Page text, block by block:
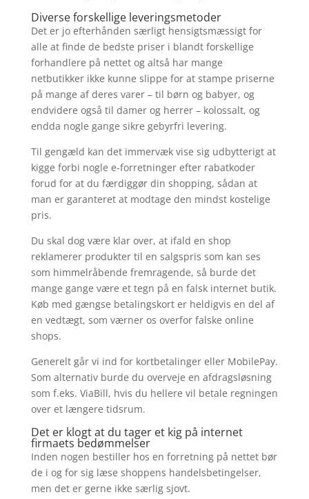
Diverse forskellige leveringsmetoder
Det er jo efterhånden særligt hensigtsmæssigt for
alle at finde de bedste priser i blandt forskellige
forhandlere på nettet og altså har mange
netbutikker ikke kunne slippe for at stampe priserne
på mange af deres varer – til børn og babyer, og
endvidere også til damer og herrer – kolossalt, og
endda nogle gange sikre gebyrfri levering.
Til gengæld kan det immervæk vise sig udbytterigt at
kigge forbi nogle e-forretninger efter rabatkoder
forud for at du færdiggør din shopping, sådan at
man er garanteret at modtage den mindst kostelige
pris.
Du skal dog være klar over, at ifald en shop
reklamerer produkter til en salgspris som kan ses
som himmelråbende fremragende, så burde det
mange gange være et tegn på en falsk internet butik.
Køb med gængse betalingskort er heldigvis en del af
en vedtægt, som værner os overfor falske online
shops.
Generelt går vi ind for kortbetalinger eller MobilePay.
Som alternativ burde du overveje en afdragsløsning
som f.eks. ViaBill, hvis du hellere vil betale regningen
over et længere tidsrum.
Det er klogt at du tager et kig på internet
firmaets bedømmelser
Inden nogen bestiller hos en forretning på nettet bør
de i og for sig læse shoppens handelsbetingelser,
men det er gerne ikke særlig sjovt.